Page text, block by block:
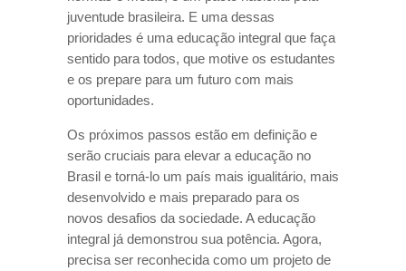
juventude brasileira. E uma dessas
prioridades é uma educação integral que faça
sentido para todos, que motive os estudantes
e os prepare para um futuro com mais
oportunidades.
Os próximos passos estão em definição e
serão cruciais para elevar a educação no
Brasil e torná-lo um país mais igualitário, mais
desenvolvido e mais preparado para os
novos desafios da sociedade. A educação
integral já demonstrou sua potência. Agora,
precisa ser reconhecida como um projeto de